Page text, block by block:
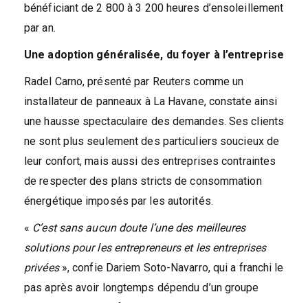
bénéficiant de 2 800 à 3 200 heures d’ensoleillement
par an.
Une adoption généralisée, du foyer à l’entreprise
Radel Carno, présenté par Reuters comme un
installateur de panneaux à La Havane, constate ainsi
une hausse spectaculaire des demandes. Ses clients
ne sont plus seulement des particuliers soucieux de
leur confort, mais aussi des entreprises contraintes
de respecter des plans stricts de consommation
énergétique imposés par les autorités.
« C’est sans aucun doute l’une des meilleures
solutions pour les entrepreneurs et les entreprises
privées», confie Dariem Soto-Navarro, qui a franchi le
pas après avoir longtemps dépendu d’un groupe